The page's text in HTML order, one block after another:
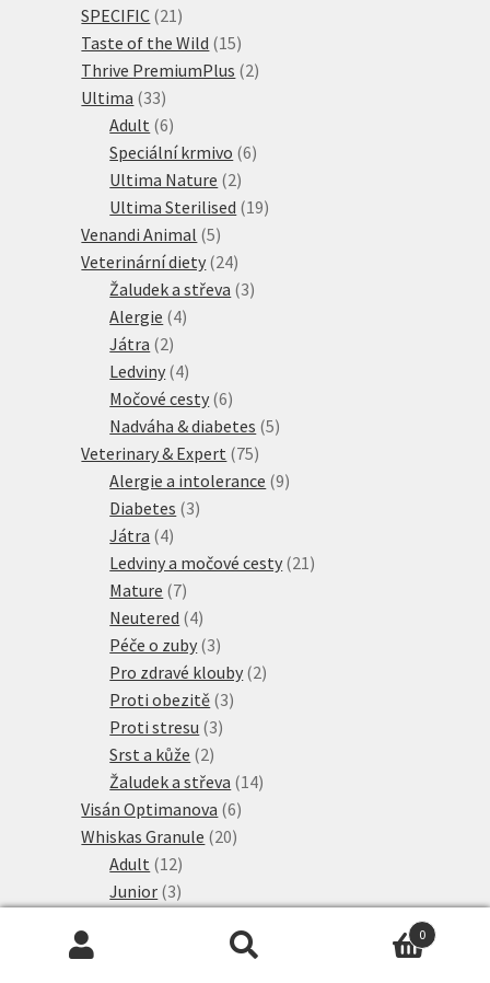
SPECIFIC 21 21
produktů
Taste of the Wild 1515
produktů
Thrive PremiumPlus 22
Ultima 3333
produktů
Adult 66
produktů
Speciální krmivo 66
Ultima Nature 22
produkty
Ultima Sterilised 1919
Venandi Animal 55
produktů
Veterinární diety 2424
produktů
Žaludek a střeva 33
Alergie 44
Játra 22
produkty
Ledviny 44
produkty
Močové cesty 66
produktů
Nadváha & diabetes 55
Veterinary & Expert 7575
produktů
Alergie a intolerance 99
Diabetes 33
Játra 44
produkty
Ledviny a močové cesty 21 21
Mature 77
produktů
Neutered 44
produkty
Péče o zuby 33
produkty
Pro zdravé klouby 22
Proti obezitě 33
Proti stresu 33
Srst a kůže 22
produkty
Žaludek a střeva 1414
Visán Optimanova 66
produktů
Whiskas Granule 2020
Adult 1212
produktů
Junior 33
produktů
Wiejska Zagroda 1010
0